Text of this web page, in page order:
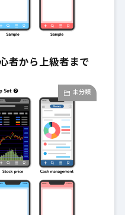
者から上級者まで
未分類